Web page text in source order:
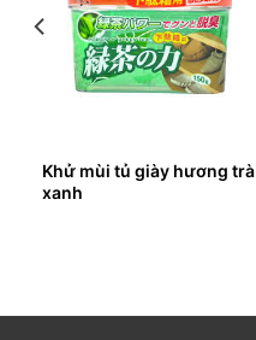
Khử mùi tủ giày hương trà
xanh